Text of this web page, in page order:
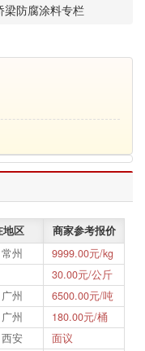
梁防腐涂料专栏
地区
商家参考报价
州
9999.00元/kg
30.00元/公斤
州
6500.00元/吨
州
180.00元/桶
安
面议